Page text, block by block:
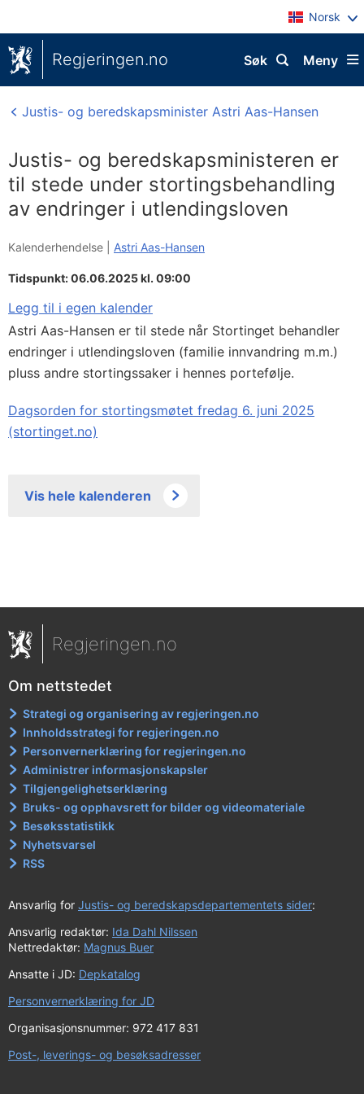
Norsk
Regjeringen.no Meny
Søk
Justis- og beredskapsminister Astri Aas-Hansen
Justis- og beredskapsministeren er
til stede under stortingsbehandling
av endringer i utlendingsloven
Kalenderhendelse | Astri Aas-Hansen
Tidspunkt: 06.06.2025 kl. 09:00
Legg til i egen kalender
Astri Aas-Hansen er til stede når Stortinget behandler
endringer i utlendingsloven (familie innvandring m.m.)
pluss andre stortingssaker i hennes portefølje.
Dagsorden for stortingsmøtet fredag 6. juni 2025
(stortinget.no)
Vis hele kalenderen
Regjeringen.no
Om nettstedet
Strategi og organisering av regjeringen.no
Innholdsstrategi for regjeringen.no
Personvernerklæring for regjeringen.no
Administrer informasjonskapsler
Tilgjengelighetserklæring
Bruks- og opphavsrett for bilder og videomateriale
Besøksstatistikk
Nyhetsvarsel
RSS
Ansvarlig for Justis- og beredskapsdepartementets sider:
Ansvarlig redaktør: Ida Dahl Nilssen
Nettredaktør: Magnus Buer
Ansatte i JD: Depkatalog
Personvernerklæring for JD
Organisasjonsnummer: 972 417 831
Post-, leverings- og besøksadresser